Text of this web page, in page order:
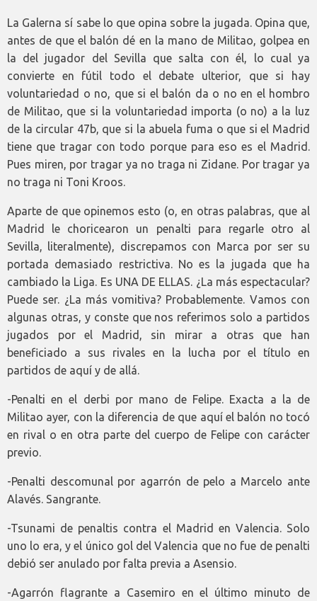
La Galerna sí sabe lo que opina sobre la jugada. Opina que,
antes de que el balón dé en la mano de Militao, golpea en
la del jugador del Sevilla que salta con él, lo cual ya
convierte en fútil todo el debate ulterior, que si hay
voluntariedad o no, que si el balón da o no en el hombro
de Militao, que si la voluntariedad importa (o no) a la luz
de la circular 47b, que si la abuela fuma o que si el Madrid
tiene que tragar con todo porque para eso es el Madrid.
Pues miren, por tragar ya no traga ni Zidane. Por tragar ya
no traga ni Toni Kroos.
Aparte de que opinemos esto (o, en otras palabras, que al
Madrid le choricearon un penalti para regarle otro al
Sevilla, literalmente), discrepamos con Marca por ser su
portada demasiado restrictiva. No es la jugada que ha
cambiado la Liga. Es UNA DE ELLAS. ¿La más espectacular?
Puede ser. ¿La más vomitiva? Probablemente. Vamos con
algunas otras, y conste que nos referimos solo a partidos
jugados por el Madrid, sin mirar a otras que han
beneficiado a sus rivales en la lucha por el título en
partidos de aquí y de allá.
-Penalti en el derbi por mano de Felipe. Exacta a la de
Militao ayer, con la diferencia de que aquí el balón no tocó
en rival o en otra parte del cuerpo de Felipe con carácter
previo.
-Penalti descomunal por agarrón de pelo a Marcelo ante
Alavés. Sangrante.
-Tsunami de penaltis contra el Madrid en Valencia. Solo
uno lo era, y el único gol del Valencia que no fue de penalti
debió ser anulado por falta previa a Asensio.
-Agarrón flagrante a Casemiro en el último minuto de